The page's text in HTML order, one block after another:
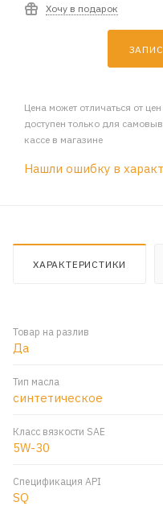
Хочу в подарок
Цена может отличаться от
доступен только для
кассе в магазине
Нашли ошибку в
ХАРАКТЕРИСТИКИ
Товар на разлив
Да
Тип масла
синтетическое
Класс вязкости SAE
5W-30
Спецификация API
SQ